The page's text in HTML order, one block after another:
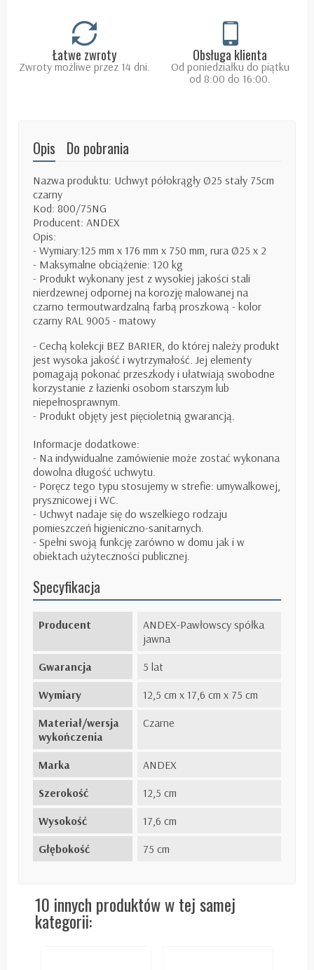
Łatwe zwroty
Zwroty możliwe przez 14 dni.
Obsługa klienta
Od poniedziałku do piątku
od 8:00 do 16:00.
Opis Do pobrania
Nazwa produktu: Uchwyt półokrągły Ø25 stały 75cm
czarny
Kod: 800/75NG
Producent: ANDEX
Opis:
- Wymiary:125 mm x 176 mm x 750 mm, rura Ø25 x 2
- Maksymalne obciążenie: 120 kg
- Produkt wykonany jest z wysokiej jakości stali
nierdzewnej odpornej na korozję malowanej na
czarno termoutwardzalną farbą proszkową - kolor
czarny RAL 9005 - matowy
- Cechą kolekcji BEZ BARIER, do której należy produkt
jest wysoka jakość i wytrzymałość. Jej elementy
pomagają pokonać przeszkody i ułatwiają swobodne
korzystanie z łazienki osobom starszym lub
niepełnosprawnym.
- Produkt objęty jest pięcioletnią gwarancją.
Informacje dodatkowe:
- Na indywidualne zamówienie może zostać wykonana
dowolna długość uchwytu.
- Poręcz tego typu stosujemy w strefie: umywalkowej,
prysznicowej i WC.
- Uchwyt nadaje się do wszelkiego rodzaju
pomieszczeń higieniczno-sanitarnych.
- Spełni swoją funkcję zarówno w domu jak i w
obiektach użyteczności publicznej.
Specyfikacja
Producent
ANDEX-Pawłowscy spółka
jawna
Gwarancja
5 lat
Wymiary
12,5 cm x 17,6 cm x 75 cm
Materiał/wersja
wykończenia
Czarne
Marka
ANDEX
Szerokość
12,5 cm
Wysokość
17,6 cm
Głębokość
75 cm
10 innych produktów w tej samej
kategorii: